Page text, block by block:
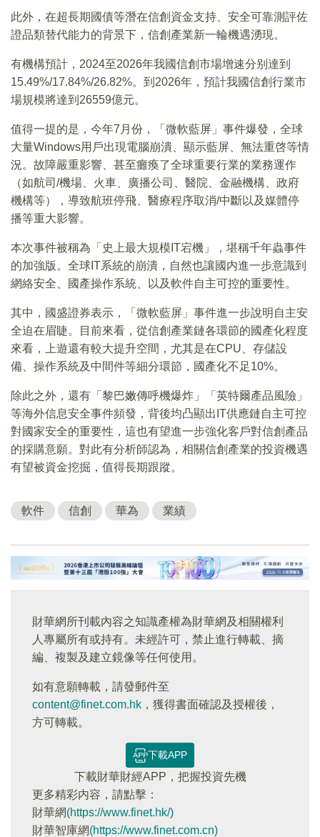
此外，在超長期國債等潛在信創資金支持、安全可靠測評佐
證品類替代能力的背景下，信創產業新一輪機遇湧現。
有機構預計，2024至2026年我國信創市場增速分别達到
15.49%/17.84%/26.82%。到2026年，預計我國信創行業市
場規模將達到26559億元。
值得一提的是，今年7月份，「微軟藍屏」事件爆發，全球
大量Windows用戶出現電腦崩潰、顯示藍屏、無法重啓等情
況。故障嚴重影響、甚至癱瘓了全球重要行業的業務運作
（如航司/機場、火車、廣播公司、醫院、金融機構、政府
機構等），導致航班停飛、醫療程序取消/中斷以及媒體停
播等重大影響。
本次事件被稱為「史上最大規模IT宕機」，堪稱千年蟲事件
的加強版。全球IT系統的崩潰，自然也讓國内進一步意識到
網絡安全、國產操作系統、以及軟件自主可控的重要性。
其中，國盛證券表示，「微軟藍屏」事件進一步說明自主安
全迫在眉睫。目前來看，從信創產業鏈各環節的國產化程度
來看，上遊還有較大提升空間，尤其是在CPU、存儲設
備、操作系統及中間件等細分環節，國產化不足10%。
除此之外，還有「黎巴嫩傳呼機爆炸」「英特爾產品風險」
等海外信息安全事件頻發，背後均凸顯出IT供應鏈自主可控
對國家安全的重要性，這也有望進一步強化客戶對信創產品
的採購意願。對此有分析師認為，相關信創產業的投資機遇
有望被資金挖掘，值得長期跟蹤。
軟件 信創 華為 業績
財華網所刊載內容之知識產權為財華網及相關權利
人專屬所有或持有。未經許可，禁止進行轉載、摘
編、複製及建立鏡像等任何使用。
如有意願轉載，請發郵件至
content@finet.com.hk ，獲得書面確認及授權後，
方可轉載。
下載APP
下載財華財經APP，把握投資先機
更多精彩内容，請點擊：
財華網(https://www.finet.hk/)
財華智庫網(https://www.finet.com.cn)